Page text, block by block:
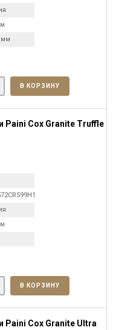
мм
В КОРЗИНУ
Paini Cox Granite Truffle
В КОРЗИНУ
Paini Cox Granite Ultra